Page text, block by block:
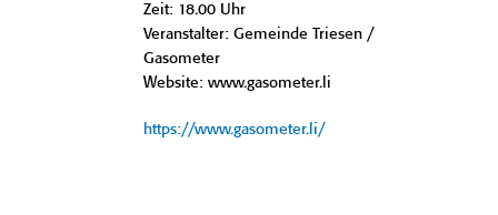
Zeit: 18.00 Uhr
Veranstalter: Gemeinde Triesen /
Gasometer
Website: www.gasometer.li
https://www.gasometer.li/